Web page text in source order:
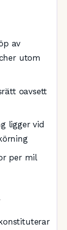
av
utom
oavsett
ligger vid
per mil